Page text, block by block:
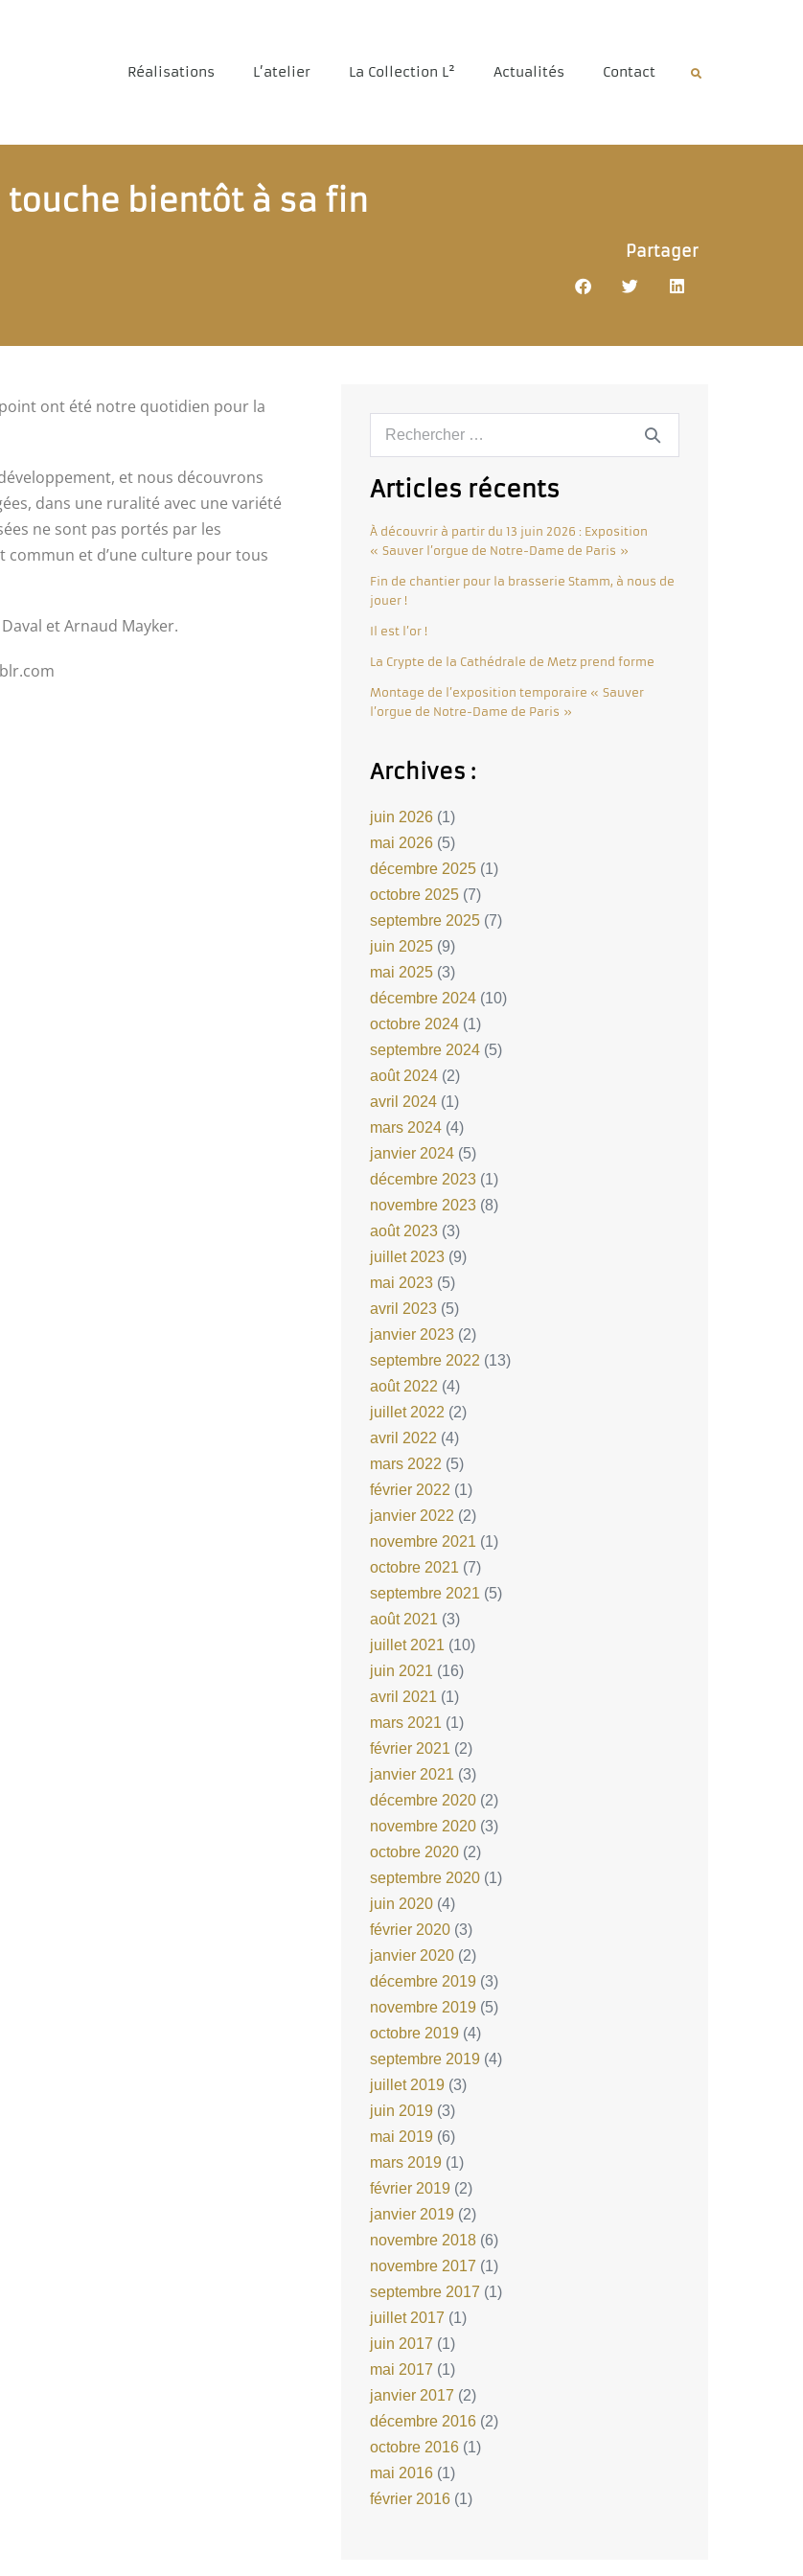
Réalisations L’atelier La Collection L² Actualités Contact
touche bientôt à sa fin
Partager
ont été notre quotidien pour la
et nous découvrons
dans une ruralité avec une variété
ne sont pas portés par les
commun et d’une culture pour tous
et Arnaud Mayker.
Articles récents
À découvrir à partir du 13 juin 2026 : Exposition
« Sauver l’orgue de Notre-Dame de Paris »
Fin de chantier pour la brasserie Stamm, à nous de
jouer !
Il est l’or !
La Crypte de la Cathédrale de Metz prend forme
Montage de l’exposition temporaire « Sauver
l’orgue de Notre-Dame de Paris »
Archives :
juin 2026(1)
mai 2026(5)
décembre 2025(1)
octobre 2025(7)
septembre 2025(7)
juin 2025(9)
mai 2025(3)
décembre 2024(10)
octobre 2024(1)
septembre 2024(5)
août 2024(2)
avril 2024(1)
mars 2024(4)
janvier 2024(5)
décembre 2023(1)
novembre 2023(8)
août 2023(3)
juillet 2023(9)
mai 2023(5)
avril 2023(5)
janvier 2023(2)
septembre 2022 (13)
août 2022 (4)
juillet 2022 (2)
avril 2022 (4)
mars 2022 (5)
février 2022 (1)
janvier 2022 (2)
novembre 2021(1)
octobre 2021(7)
septembre 2021(5)
août 2021(3)
juillet 2021(10)
juin 2021(16)
avril 2021(1)
mars 2021(1)
février 2021(2)
janvier 2021(3)
décembre 2020(2)
novembre 2020(3)
octobre 2020(2)
septembre 2020(1)
juin 2020(4)
février 2020(3)
janvier 2020(2)
décembre 2019(3)
novembre 2019(5)
octobre 2019(4)
septembre 2019(4)
juillet 2019(3)
juin 2019(3)
mai 2019(6)
mars 2019(1)
février 2019(2)
janvier 2019(2)
novembre 2018(6)
novembre 2017 (1)
septembre 2017 (1)
juillet 2017 (1)
juin 2017 (1)
mai 2017 (1)
janvier 2017 (2)
décembre 2016(2)
octobre 2016(1)
mai 2016(1)
février 2016(1)